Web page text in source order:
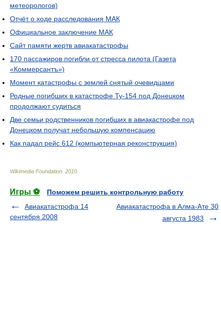
метеорологов)
Отчёт о ходе расследования МАК
Официальное заключение МАК
Сайт памяти жертв авиакатастрофы
170 пассажиров погибли от стресса пилота (Газета
«Коммерсантъ»)
Момент катастрофы с землей снятый очевидцами
Родные погибших в катастрофе Ту-154 под Донецком
продолжают судиться
Две семьи родственников погибших в авиакастрофе под
Донецком получат небольшую компенсацию
Как падал рейс 612 (компьютерная реконструкция)
Wikimedia Foundation 2010
Игры ⚽
Поможем решить контрольную работу
Авиакатастрофа 14
сентября 2008
Авиакатастрофа в Алма-Ате 30
августа 1983